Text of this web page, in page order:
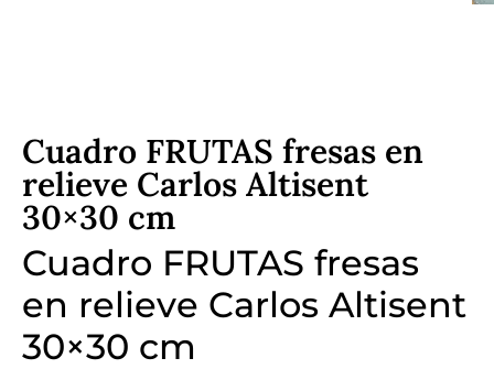
Cuadro FRUTAS fresas en
relieve Carlos Altisent
30×30 cm
Cuadro FRUTAS fresas
en relieve Carlos Altisent
30×30 cm